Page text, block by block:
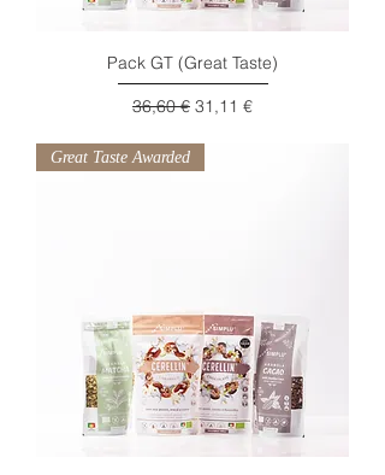
Pack GT (Great Taste)
Preço normal
36,60 € Preço promocional
31,11 €
Great Taste Awarded